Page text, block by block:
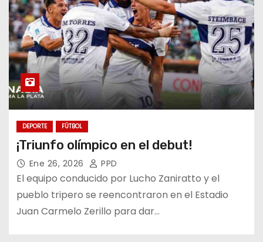
DEPORTE FÚTBOL
¡Triunfo olímpico en el debut!
Ene 26, 2026 PPD
El equipo conducido por Lucho Zaniratto y el
pueblo tripero se reencontraron en el Estadio
Juan Carmelo Zerillo para dar…